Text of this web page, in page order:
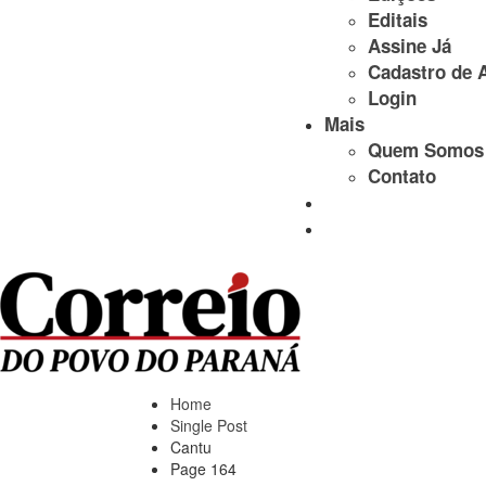
Editais
Assine Já
Cadastro de
Login
Mais
Quem Somos
Contato
Home
Single Post
Cantu
Page 164